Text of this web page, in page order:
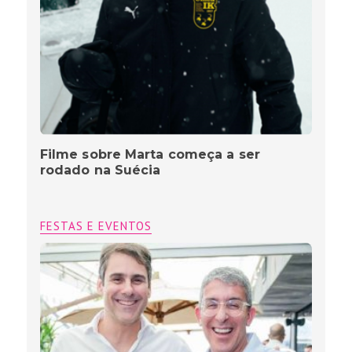
Filme sobre Marta começa a ser
rodado na Suécia
FESTAS E EVENTOS